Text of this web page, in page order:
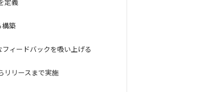
定義
構築
ィードバックを吸い上げる
リリースまで実施